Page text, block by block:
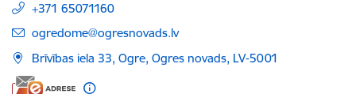
+371 65071160
E-pasts:
ogredome@ogresnovads.lv
Brīvības iela 33, Ogre, Ogres novads, LV-5001